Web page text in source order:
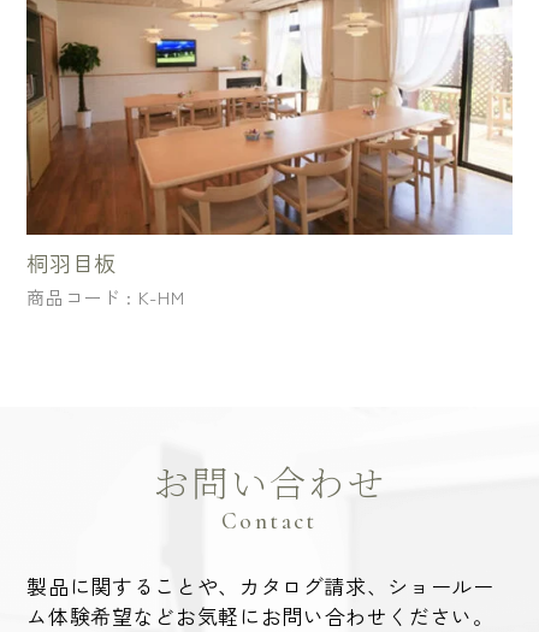
桐羽目板
商品コード : K-HM
お問い合わせ
Contact
製品に関することや、カタログ請求、ショールー
ム体験希望などお気軽にお問い合わせください。